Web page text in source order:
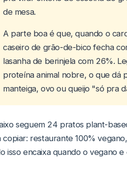
de mesa.
A parte boa é que, quando o
caseiro de grão-de-bico fecha
lasanha de berinjela com 26%.
proteína animal nobre, o que dá
manteiga, ovo ou queijo "só pra
seguem 24 pratos plant-
copiar: restaurante 100%
isso encaixa quando o vegano